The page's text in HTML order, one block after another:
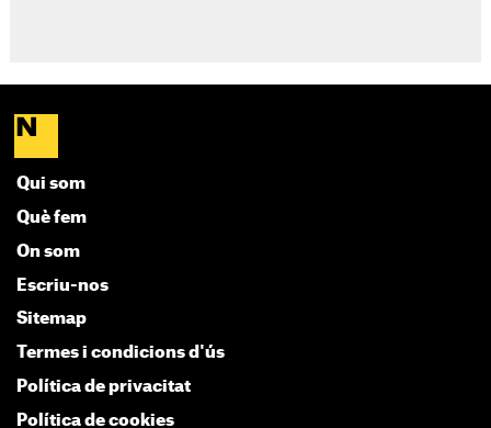
Qui som
Què fem
On som
Escriu-nos
Sitemap
Termes i condicions d'ús
Política de privacitat
Política de cookies